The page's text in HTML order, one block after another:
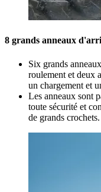
8 grands anneaux
Six grands
roulement et deux
un chargement et
Les anneaux sont
toute sécurité et
de grands crochets.